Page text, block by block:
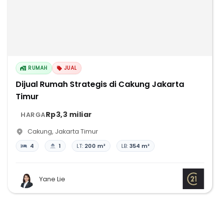
RUMAH JUAL
Dijual Rumah Strategis di Cakung Jakarta
Timur
HARGARp3,3 miliar
Cakung, Jakarta Timur
4 1 LT: 200 m² LB: 354 m²
Yane Lie